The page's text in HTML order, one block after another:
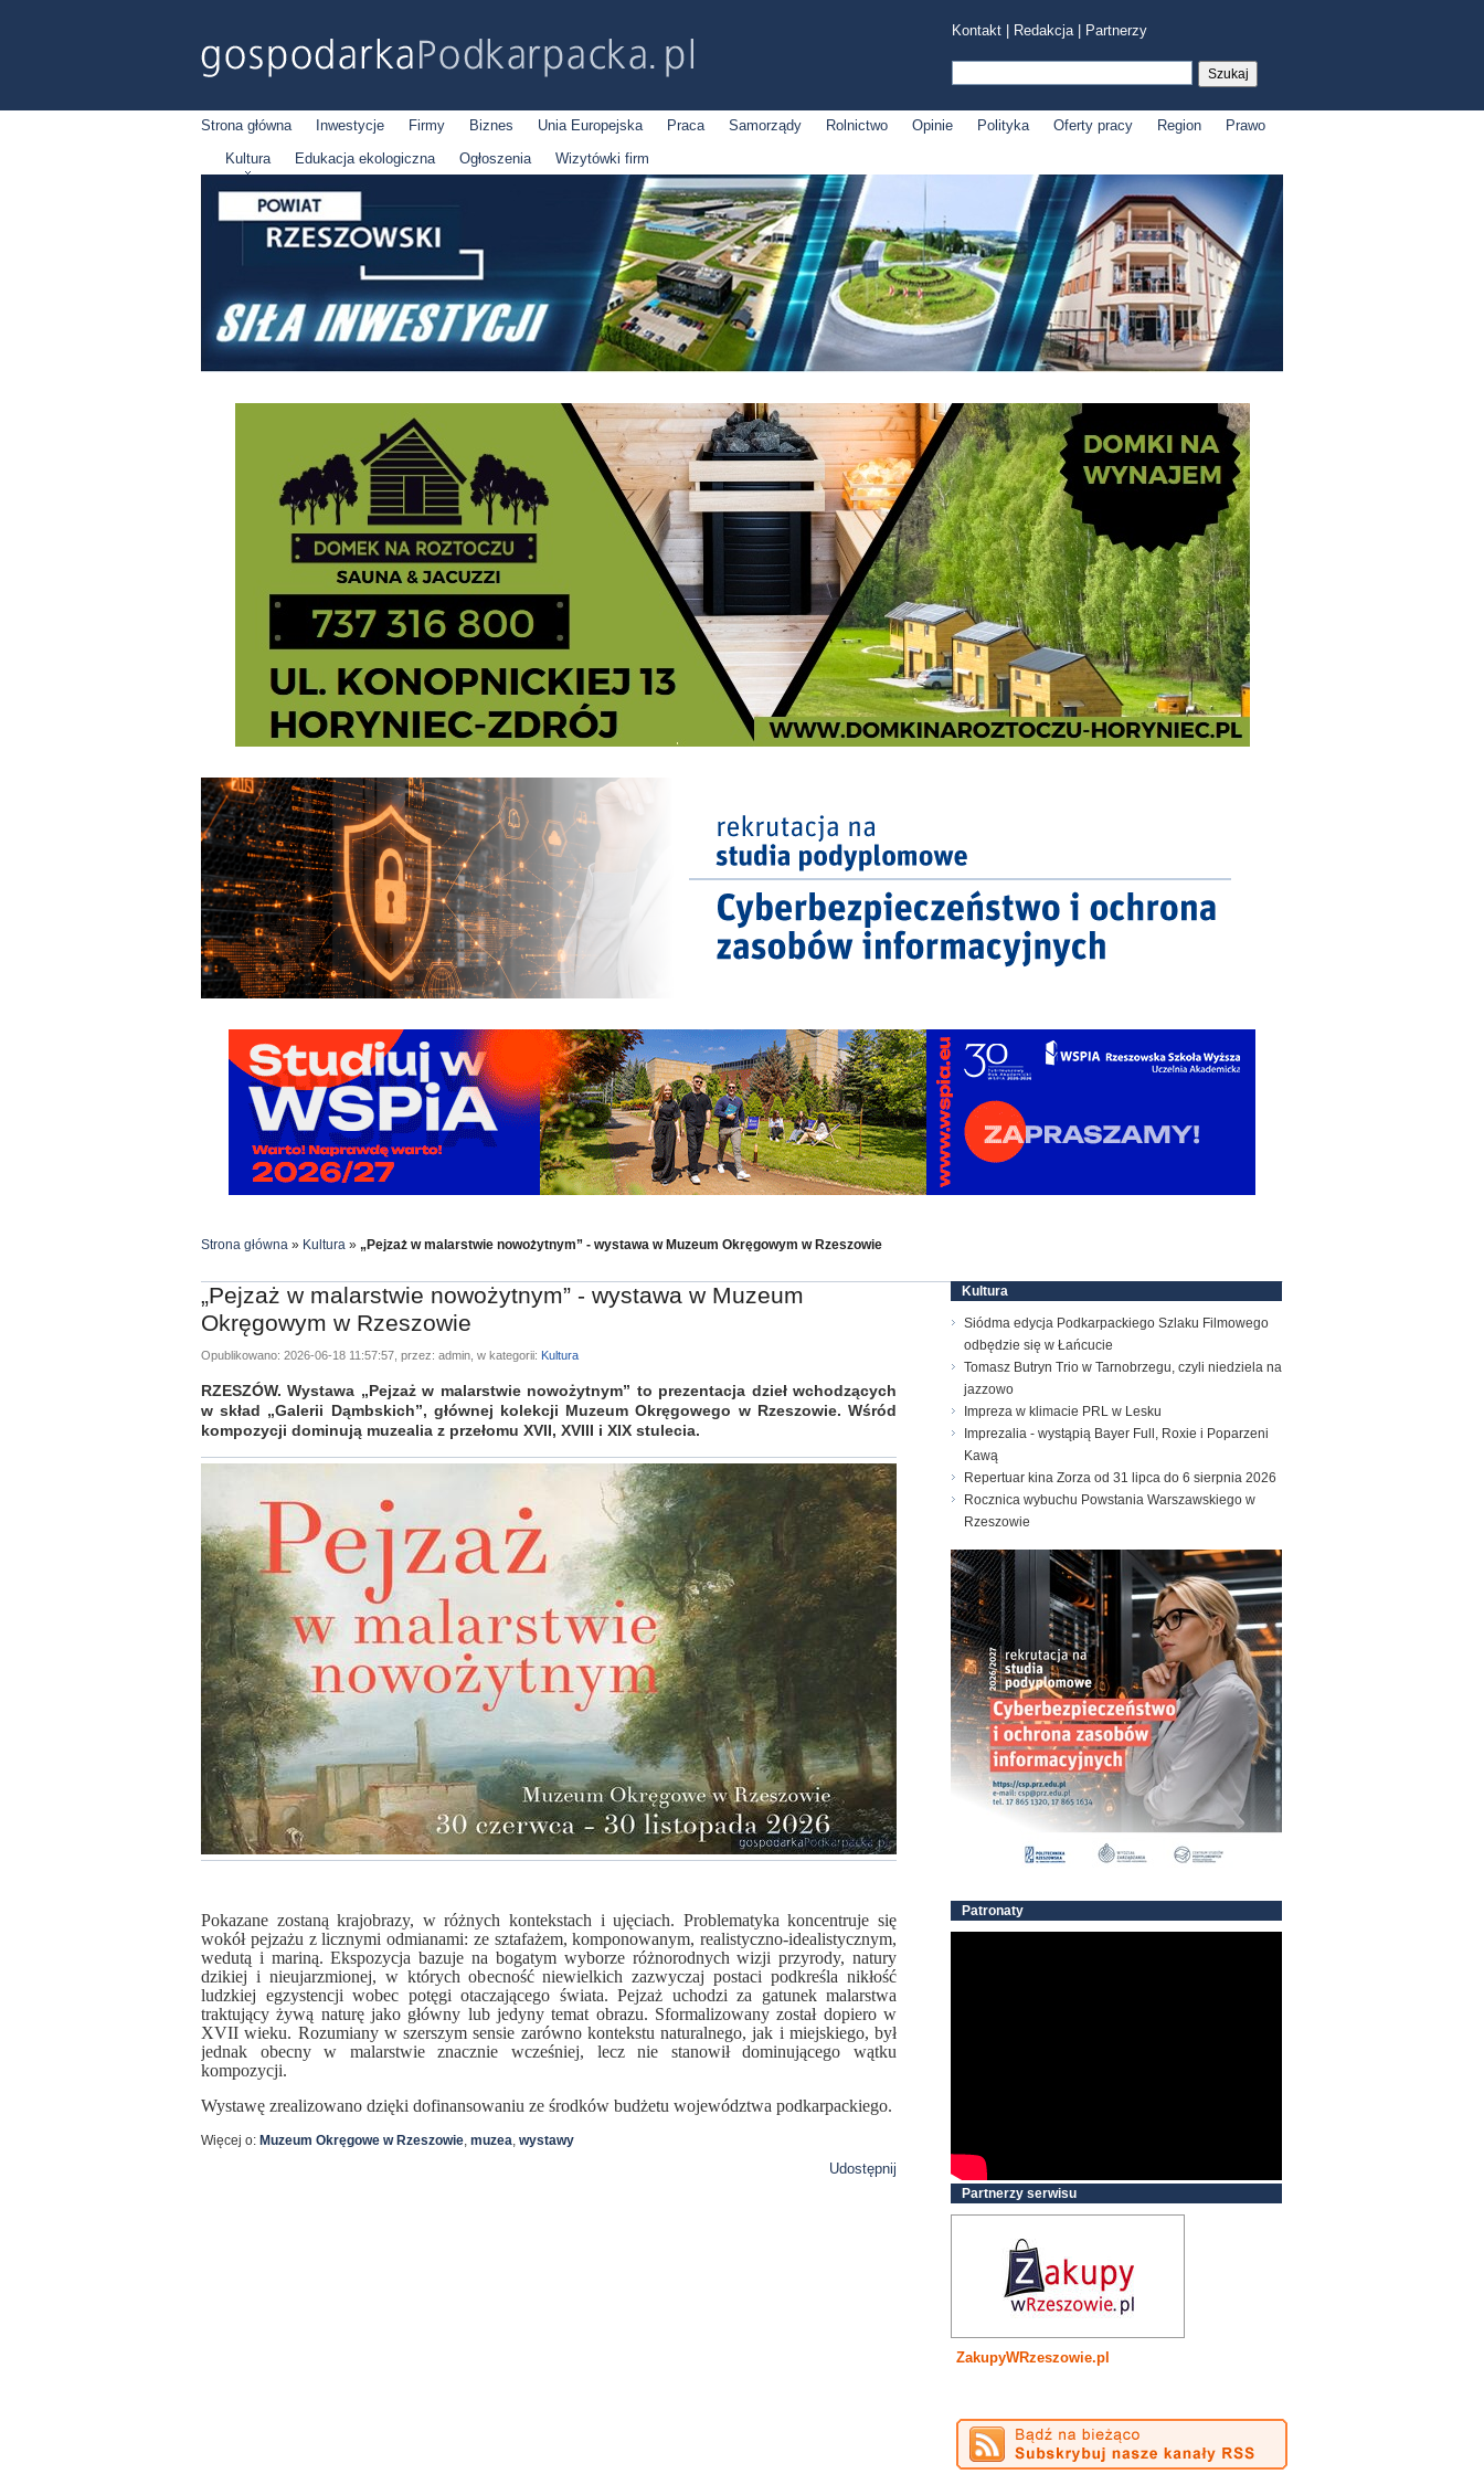
Kontakt Redakcja| Partnerzy
Strona główna Inwestycje Firmy Biznes Unia Europejska Praca Samorządy Rolnictwo Opinie Polityka Oferty pracy Region
Prawo
Kultura
Edukacja ekologiczna Ogłoszenia Wizytówki firm
Strona główna » Kultura » „Pejzaż w malarstwie nowożytnym” - wystawa w Muzeum Okręgowym w Rzeszowie
„Pejzaż w malarstwie nowożytnym” - wystawa w Muzeum
Okręgowym w Rzeszowie
Opublikowano: 2026-06-18 11:57:57, przez: admin, w kategorii: Kultura
RZESZÓW. Wystawa „Pejzaż w malarstwie nowożytnym” to prezentacja dzieł wchodzących
w skład „Galerii Dąmbskich”, głównej kolekcji Muzeum Okręgowego w Rzeszowie. Wśród
kompozycji dominują muzealia z przełomu XVII, XVIII i XIX stulecia.
Pokazane zostaną krajobrazy, w różnych kontekstach i ujęciach. Problematyka koncentruje się
wokół pejzażu z licznymi odmianami: ze sztafażem, komponowanym, realistyczno-idealistycznym,
wedutą i mariną. Ekspozycja bazuje na bogatym wyborze różnorodnych wizji przyrody, natury
dzikiej i nieujarzmionej, w których obecność niewielkich zazwyczaj postaci podkreśla nikłość
ludzkiej egzystencji wobec potęgi otaczającego świata. Pejzaż uchodzi za gatunek malarstwa
traktujący żywą naturę jako główny lub jedyny temat obrazu. Sformalizowany został dopiero w
XVII wieku. Rozumiany w szerszym sensie zarówno kontekstu naturalnego, jak i miejskiego, był
jednak obecny w malarstwie znacznie wcześniej, lecz nie stanowił dominującego wątku
kompozycji.
Wystawę zrealizowano dzięki dofinansowaniu ze środków budżetu województwa podkarpackiego.
Więcej o: Muzeum Okręgowe w Rzeszowie, muzea, wystawy
Udostępnij
Kultura
Siódma edycja Podkarpackiego Szlaku Filmowego
odbędzie się w Łańcucie
Tomasz Butryn Trio w Tarnobrzegu, czyli niedziela na
jazzowo
Impreza w klimacie PRL w Lesku
Imprezalia - wystąpią Bayer Full, Roxie i Poparzeni
Kawą
Repertuar kina Zorza od 31 lipca do 6 sierpnia 2026
Rocznica wybuchu Powstania Warszawskiego w
Rzeszowie
Patronaty
Partnerzy serwisu
ZakupyWRzeszowie.pl